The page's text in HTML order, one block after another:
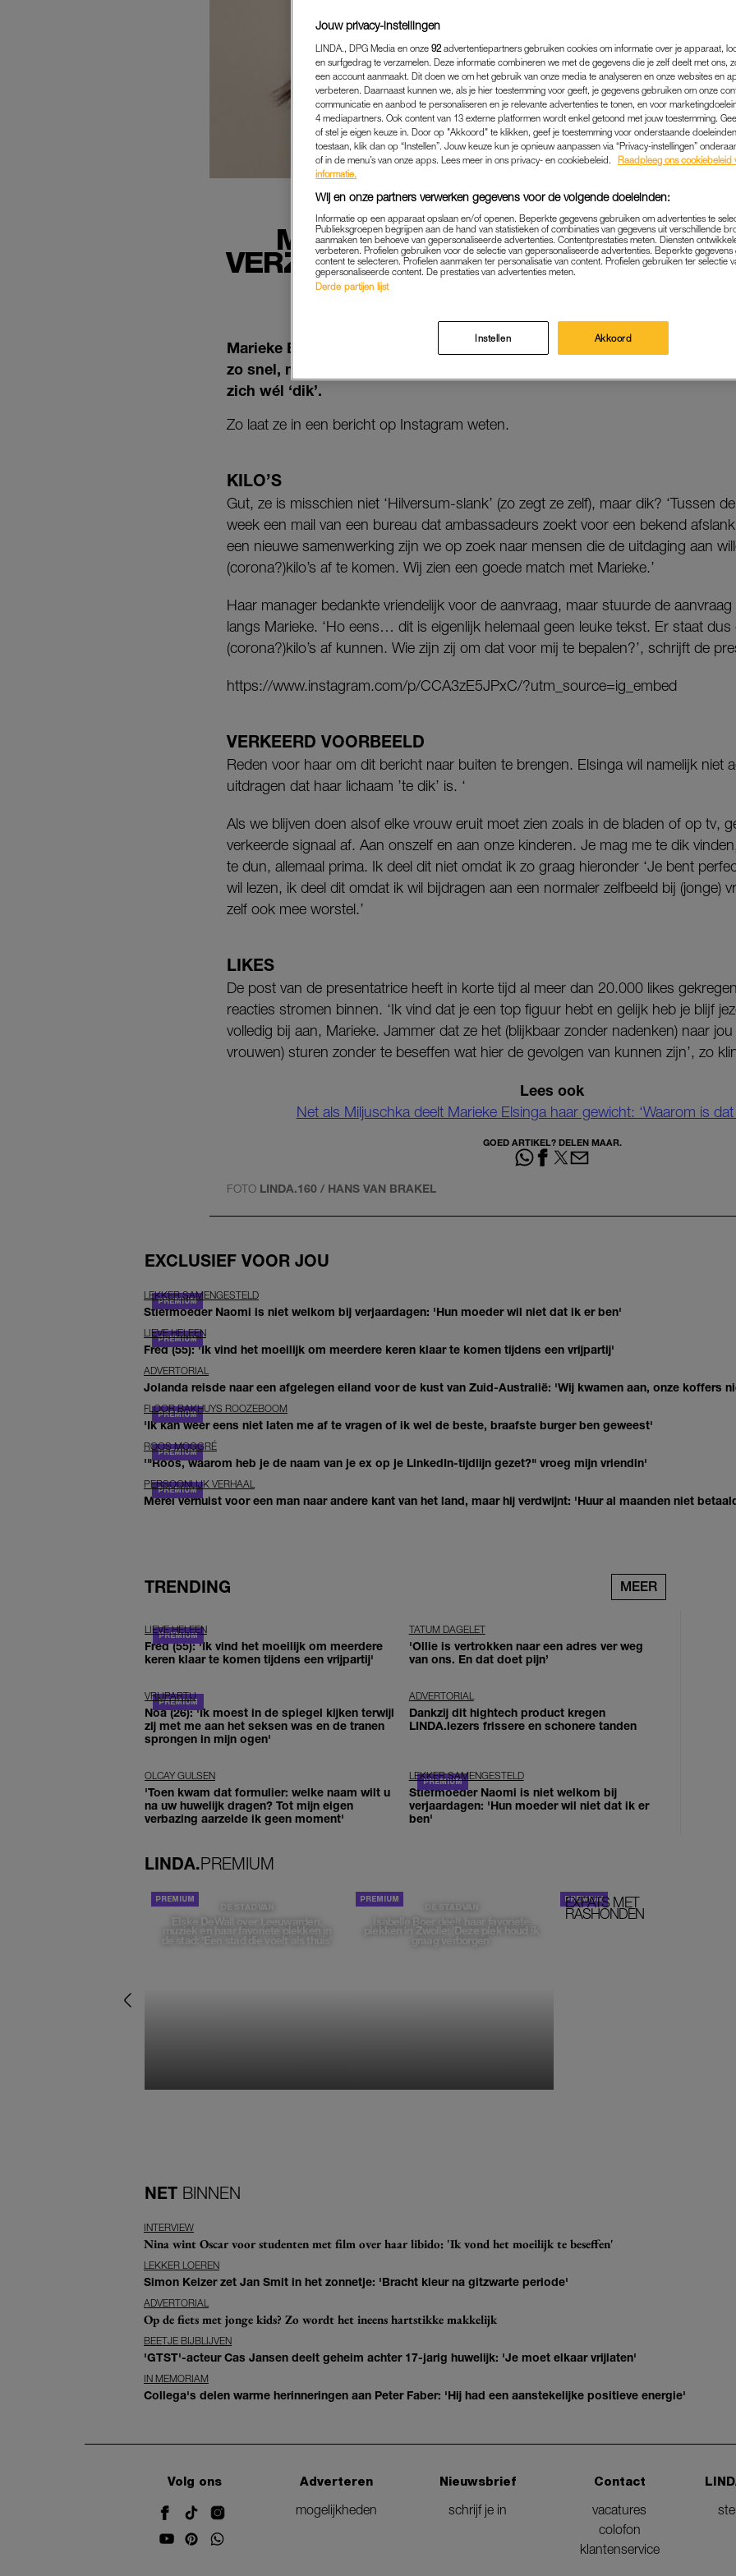
MARIEKE ELSINGA
VERZOEK AFSLANKMERK: 'WIE
BEPALEN DAT IK 'TE DIK'
NIEUWS| GOEIE ACTIE
Marieke Elsinga staat naar eigen zeggen stevig in de schoenen en
zo snel, maar over een aanvraag van een afslankmerk dat op de digitale
zich wél ‘dik’.
Zo laat ze in een bericht op Instagram weten.
KILO’S
Gut, ze is misschien niet ‘Hilversum-slank’ (zo zegt ze zelf), maar dik? ‘Tussen
week een mail van een bureau dat ambassadeurs zoekt voor een bekend
een nieuwe samenwerking zijn we op zoek naar mensen die de uitdaging aan
(corona?)kilo’s af te komen. Wij zien een goede match met Marieke.’
Haar manager bedankte vriendelijk voor de aanvraag, maar stuurde de
langs Marieke. ‘Ho eens… dit is eigenlijk helemaal geen leuke tekst. Er staat
(corona?)kilo’s af kunnen. Wie zijn zij om dat voor mij te bepalen?’, schrijft de
https://www.instagram.com/p/CCA3zE5JPxC/?utm_source=ig_embed
VERKEERD VOORBEELD
Reden voor haar om dit bericht naar buiten te brengen. Elsinga wil namelijk niet
uitdragen dat haar lichaam ’te dik’ is. ‘
Als we blijven doen alsof elke vrouw eruit moet zien zoals in de bladen of op tv,
verkeerde signaal af. Aan onszelf en aan onze kinderen. Je mag me te dik
te dun, allemaal prima. Ik deel dit niet omdat ik zo graag hieronder ‘Je bent
wil lezen, ik deel dit omdat ik wil bijdragen aan een normaler zelfbeeld bij (jonge)
zelf ook mee worstel.’
LIKES
De post van de presentatrice heeft in korte tijd al meer dan 20.000 likes
reacties stromen binnen. ‘Ik vind dat je een top figuur hebt en gelijk heb je blijf
volledig bij aan, Marieke. Jammer dat ze het (blijkbaar zonder nadenken) naar
vrouwen) sturen zonder te beseffen wat hier de gevolgen van kunnen zijn’, zo
Lees ook
Net als Miljuschka deelt Marieke Elsinga haar gewicht: ‘Waarom is dat
GOED ARTIKEL? DELEN MAAR.
FOTO LINDA.160 / HANS VAN BRAKEL
EXCLUSIEF VOOR JOU
LEKKER SAMENGESTELD
Stiefmoeder Naomi is niet welkom bij verjaardagen: 'Hun moeder wil niet dat ik er ben'
LIEVE HELEEN
Fred (55): 'Ik vind het moeilijk om meerdere keren klaar te komen tijdens een vrijpartij'
ADVERTORIAL
Jolanda reisde naar een afgelegen eiland voor de kust van Zuid-Australië: 'Wij kwamen aan, onze koffers
FLOOR BAKHUYS ROOZEBOOM
'Ik kan weer eens niet laten me af te vragen of ik wel de beste, braafste burger ben geweest'
ROOS MOGGRÉ
'"Roos, waarom heb je de naam van je ex op je LinkedIn-tijdlijn gezet?" vroeg mijn vriendin'
PERSOONLIJK VERHAAL
Merel verhuist voor een man naar andere kant van het land, maar hij verdwijnt: 'Huur al maanden niet
TRENDING MEER
LIEVE HELEEN
Fred (55): 'Ik vind het moeilijk om meerdere
keren klaar te komen tijdens een vrijpartij'
TATUM DAGELET
'Ollie is vertrokken naar een adres ver weg
van ons. En dat doet pijn’
VRIJPARTIJ
Noa (26): 'Ik moest in de spiegel kijken terwijl
zij met me aan het seksen was en de tranen
sprongen in mijn ogen'
ADVERTORIAL
Dankzij dit hightech product kregen
LINDA.lezers frissere en schonere tanden
OLCAY GULSEN
'Toen kwam dat formulier: welke naam wilt u
na uw huwelijk dragen? Tot mijn eigen
verbazing aarzelde ik geen moment'
LEKKER SAMENGESTELD
Stiefmoeder Naomi is niet welkom bij
verjaardagen: 'Hun moeder wil niet dat ik er
ben'
LINDA.PREMIUM
DE STAD VAN
Elske DeWall over Leeuwarden,
muziek en haar favoriete plekken in
de stad: 'Een stad die voelt als thuis'
DE STAD VAN
Isabelle Boer deelt haar favoriete
plekken in Zwolle: 'Deze plek houd ik
graag verborgen'
EXPATS MET
RASHONDEN
NET BINNEN
INTERVIEW
Nina wint Oscar voor studenten met film over haar libido: 'Ik vond het moeilijk te beseffen'
LEKKER LOEREN
Simon Keizer zet Jan Smit in het zonnetje: 'Bracht kleur na gitzwarte periode'
ADVERTORIAL
Op de fiets met jonge kids? Zo wordt het ineens hartstikke makkelijk
BEETJE BIJBLIJVEN
'GTST'-acteur Cas Jansen deelt geheim achter 17-jarig huwelijk: 'Je moet elkaar vrijlaten'
IN MEMORIAM
Collega's delen warme herinneringen aan Peter Faber: 'Hij had een aanstekelijke positieve energie'
Volg ons
Adverteren
mogelijkheden
Nieuwsbrief
schrijf je in
Contact
vacatures
colofon
klantenservice
Jouw privacy-instellingen
LINDA., DPG Media en onze 92 advertentiepartners gebruiken cookies om informatie over je apparaat,
en surfgedrag te verzamelen. Deze informatie combineren we met de gegevens die je zelf deelt met ons,
een account aanmaakt. Dit doen we om het gebruik van onze media te analyseren en onze websites en
verbeteren. Daarnaast kunnen we, als je hier toestemming voor geeft, je gegevens gebruiken om onze
communicatie en aanbod te personaliseren en je relevante advertenties te tonen, en voor
4 mediapartners. Ook content van 13 externe platformen wordt enkel getoond met jouw toestemming.
of stel je eigen keuze in. Door op "Akkoord" te klikken, geef je toestemming voor onderstaande
toestaan, klik dan op “Instellen”. Jouw keuze kun je opnieuw aanpassen via “Privacy-instellingen”
of in de menu’s van onze apps. Lees meer in ons privacy- en cookiebeleid.
Raadpleeg ons cookiebeleid
informatie.
Wij en onze partners verwerken gegevens voor de volgende doeleinden:
Informatie op een apparaat opslaan en/of openen. Beperkte gegevens gebruiken om advertenties te
Publieksgroepen begrijpen aan de hand van statistieken of combinaties van gegevens uit verschillende
aanmaken ten behoeve van gepersonaliseerde advertenties. Contentprestaties meten. Diensten
verbeteren. Profielen gebruiken voor de selectie van gepersonaliseerde advertenties. Beperkte
content te selecteren. Profielen aanmaken ter personalisatie van content. Profielen gebruiken ter selectie
gepersonaliseerde content. De prestaties van advertenties meten.
Derde partijen lijst
Instellen Akkoord